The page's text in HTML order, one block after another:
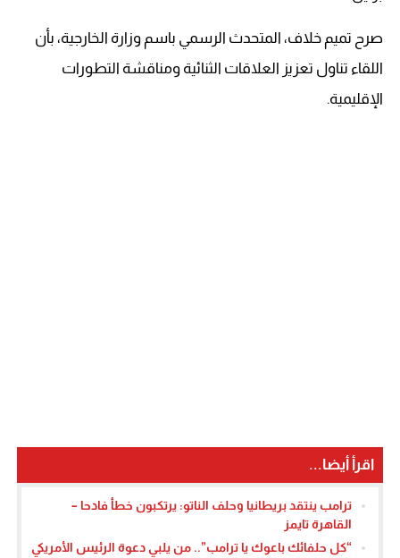
صرح تميم خلاف، المتحدث الرسمي باسم وزارة الخارجية، بأن
اللقاء تناول تعزيز العلاقات الثنائية ومناقشة التطورات
الإقليمية.
اقرأ أيضا...
ترامب ينتقد بريطانيا وحلف الناتو: يرتكبون خطأ فادحا –
القاهرة تايمز
“كل حلفائك باعوك يا ترامب”.. من يلبي دعوة الرئيس الأمريكي